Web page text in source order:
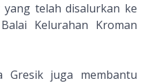
telah disalurkan ke
Kelurahan Kroman
Gresik juga membantu